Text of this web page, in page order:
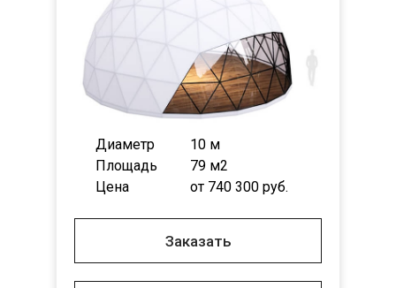
Заказать
10 м
79 м2
от 740 300 руб.
Диаметр
Площадь
Цена